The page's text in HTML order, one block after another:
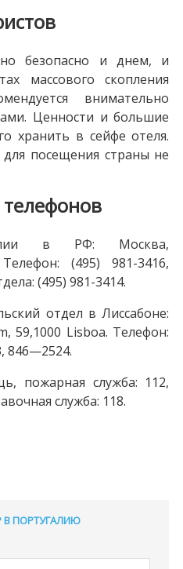
безопасно и днем, и
массового скопления
внимательно
Ценности и большие
хранить в сейфе отеля.
посещения страны не
в РФ: Москва,
(495) 981-3416,
(495) 981-3414.
отдел в Лиссабоне:
59,1000 Lisboa. Телефон:
846—2524.
пожарная служба: 112,
служба: 118.
В ПОРТУГАЛИЮ